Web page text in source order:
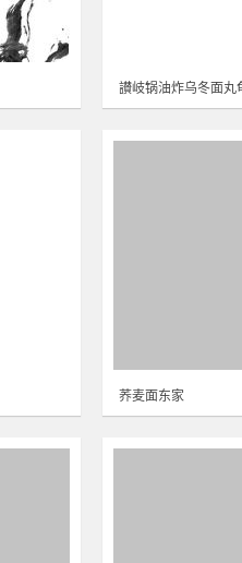
讃岐锅油炸乌冬面丸
荞麦面东家